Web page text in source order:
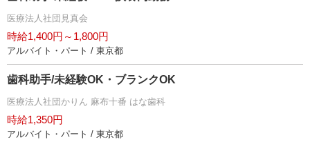
医療法人社団見真会
時給1,400円～1,800円
アルバイト・パート / 東京都
歯科助手/未経験OK・ブランクOK
医療法人社団かりん 麻布十番 はな歯科
時給1,350円
アルバイト・パート / 東京都